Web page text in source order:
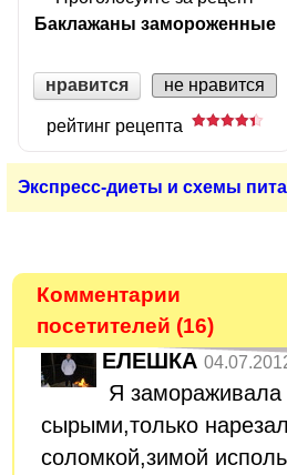
Баклажаны замороженные
нравится не нравится
рейтинг рецепта
Экспресс-диеты и схемы
Комментарии
посетителей (16)
ЕЛЕШКА
Я
сырыми,только
соломкой,зимой